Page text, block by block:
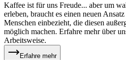
Kaffee ist für uns Freude... aber um
erleben, braucht es einen neuen
Menschen einbezieht, die diesen
möglich machen. Erfahre mehr über
Arbeitsweise.
Erfahre mehr